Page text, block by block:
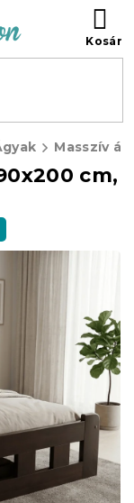
Masszív
cm,